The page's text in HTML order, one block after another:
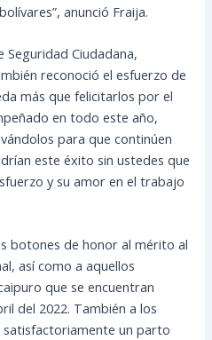
anunció Fraija.
Ciudadana,
reconoció el esfuerzo de
más que felicitarlos por el
en todo este año,
para que continúen
este éxito sin ustedes que
y su amor en el trabajo
botones de honor al mérito al
así como a aquellos
que se encuentran
del 2022. También a los
un parto